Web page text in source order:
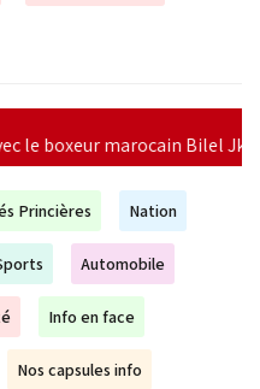
| Vague de chaleur
Princières Nation
Automobile
Info en face
Nos capsules info